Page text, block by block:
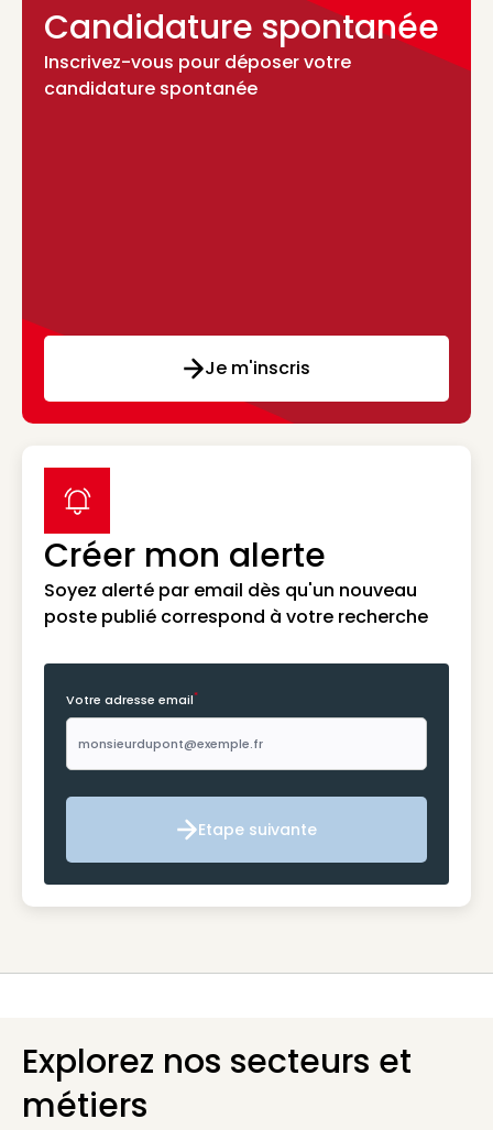
Candidature spontanée
Inscrivez-vous pour déposer votre
candidature spontanée
Je m'inscris
Créer mon alerte
Soyez alerté par email dès qu'un nouveau
poste publié correspond à votre recherche
label icon
Votre adresse email*
Etape suivante
Etape suivante
Explorez nos secteurs et
métiers